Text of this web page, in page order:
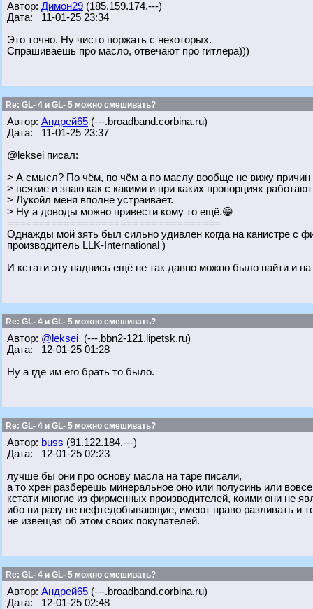
Автор: Димон29 (185.159.174.---)
Дата: 11-01-25 23:34
Это точно. Ну чисто поржать с некоторых.
Спрашиваешь про масло, отвечают про гитлера)))
Re: GL- 4 и GL- 5 можно смешивать?
Автор: Андрей65 (---.broadband.corbina.ru)
Дата: 11-01-25 23:37
@leksei писал:
> А смысл? По чём, по чём а по маслу вообще не вижу причин
> всякие и знаю как с какими и при каких пропорциях
> Лукойл меня вполне устраивает.
> Ну а доводы можно привести кому то ещё.😁
==================================
Однажды мой зять был сильно удивлен когда на канистре с
производитель LLK-International )
И кстати эту надпись ещё не так давно можно было найти и
Re: GL- 4 и GL- 5 можно смешивать?
Автор: @leksei (---.bbn2-121.lipetsk.ru)
Дата: 12-01-25 01:28
Ну а где им его брать то было.
Re: GL- 4 и GL- 5 можно смешивать?
Автор: buss (91.122.184.---)
Дата: 12-01-25 02:23
лучше бы они про основу масла на таре писали,
а то хрен разберешь минеральное оно или полусинь или вовсе
кстати многие из фирменных производителей, коими они не
ибо ни разу не нефтедобывающие, имеют право разливать и
не извещая об этом своих покупателей.
Re: GL- 4 и GL- 5 можно смешивать?
Автор: Андрей65 (---.broadband.corbina.ru)
Дата: 12-01-25 02:48